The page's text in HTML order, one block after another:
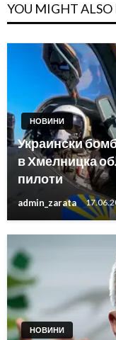
YOU MIGHT ALSO
НОВИНИ
Украински
в Хмелницка
пилоти
admin_zarata
НОВИНИ